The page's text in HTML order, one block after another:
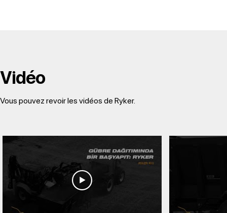
Vidéo
Vous pouvez revoir les vidéos de Ryker.